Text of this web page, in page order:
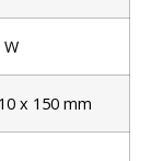
W
x 150 mm